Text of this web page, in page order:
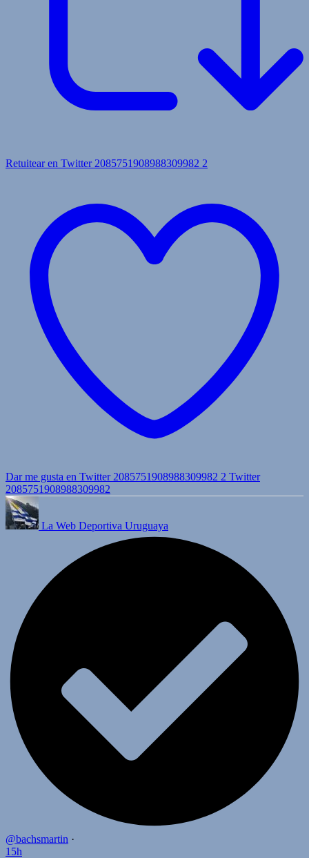
Retuitear en Twitter 2085751908988309982 2
Dar me gusta en Twitter 2085751908988309982 2 Twitter
2085751908988309982
La Web Deportiva Uruguaya
@bachsmartin ·
15h